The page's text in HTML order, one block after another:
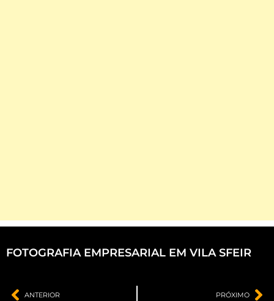
FOTOGRAFIA EMPRESARIAL EM VILA SFEIR
ANTERIOR PRÓXIMO